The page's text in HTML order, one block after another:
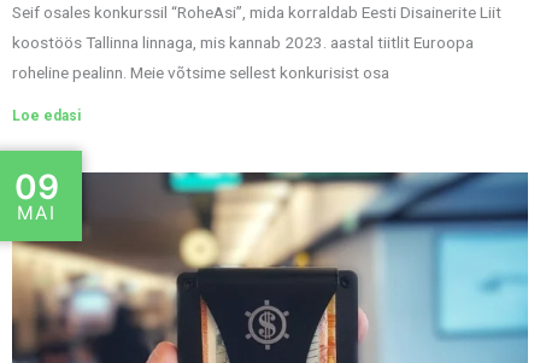
Seif osales konkurssil “RoheAsi”, mida korraldab Eesti Disainerite Liit
koostöös Tallinna linnaga, mis kannab 2023. aastal tiitlit Euroopa
roheline pealinn. Meie võtsime sellest konkurisist osa
Loe edasi
09
MAI